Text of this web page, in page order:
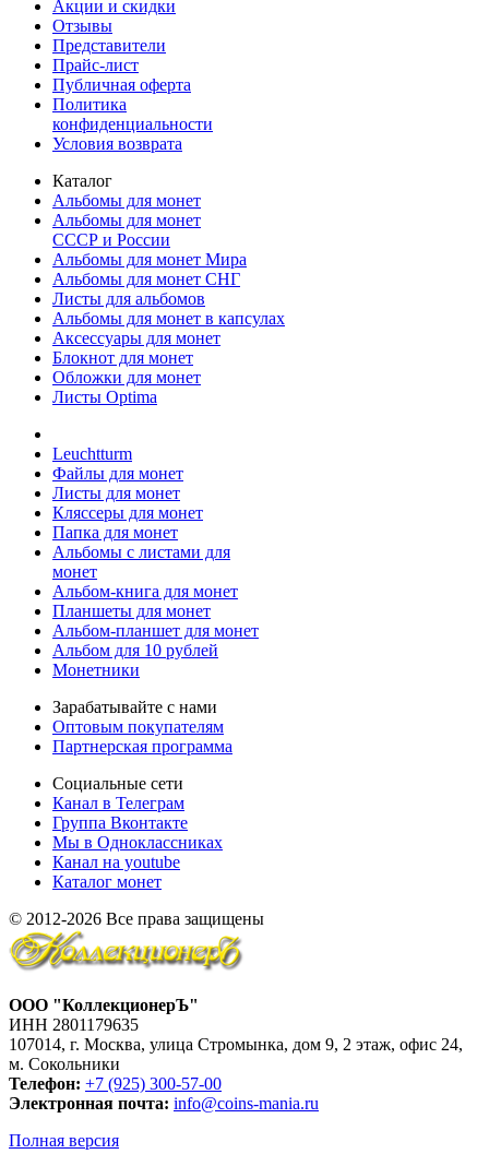
Акции и скидки
Отзывы
Представители
Прайс-лист
Публичная оферта
Политика
конфиденциальности
Условия возврата
Каталог
Альбомы для монет
Альбомы для монет
СССР и России
Альбомы для монет Мира
Альбомы для монет СНГ
Листы для альбомов
Альбомы для монет в капсулах
Аксессуары для монет
Блокнот для монет
Обложки для монет
Листы Optima
Leuchtturm
Файлы для монет
Листы для монет
Кляссеры для монет
Папка для монет
Альбомы с листами для
монет
Альбом-книга для монет
Планшеты для монет
Альбом-планшет для монет
Альбом для 10 рублей
Монетники
Зарабатывайте с нами
Оптовым покупателям
Партнерская программа
Социальные сети
Канал в Телеграм
Группа Вконтакте
Мы в Одноклассниках
Канал на youtube
Каталог монет
© 2012-2026 Все права защищены
ООО "КоллекционерЪ"
ИНН 2801179635
107014, г. Москва, улица Стромынка, дом 9, 2 этаж, офис 24,
м. Сокольники
Телефон: +7 (925) 300-57-00
Электронная почта: info@coins-mania.ru
Полная версия